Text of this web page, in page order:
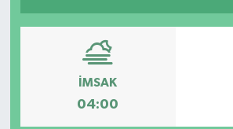
İMSAK
04:00